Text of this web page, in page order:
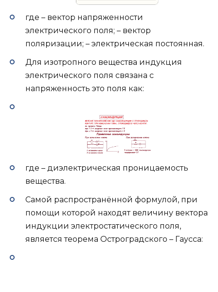
где – вектор напряженности
электрического поля; – вектор
поляризации; – электрическая постоянная.
Для изотропного вещества индукция
электрического поля связана с
напряженность это поля как:
где – диэлектрическая проницаемость
вещества.
Самой распространённой формулой, при
помощи которой находят величину вектора
индукции электростатического поля,
является теорема Остроградского – Гаусса: